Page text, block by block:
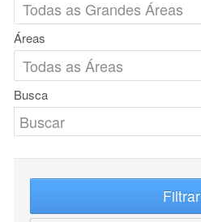
Áreas
Busca
Filtrar